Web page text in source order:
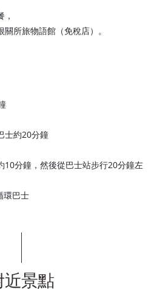
所旅物語館（免稅店）。
士約20分鐘
10分鐘，然後從巴士站步行20分鐘左
環巴士
近景點